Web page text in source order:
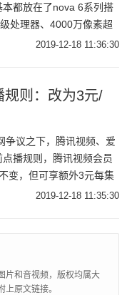
都放在了nova 6系列搭
处理器、4000万像素超
素3倍光学变焦镜头+800
2019-12-18 11:36:30
规则：改为3元/
争议之下，腾讯视频、爱
播规则，腾讯视频会员
变，但可享额外3元每集
再是支付额外50元观看6
2019-12-18 11:35:30
片和音视频，版权均属大
上原文链接。